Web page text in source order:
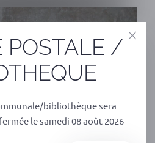
POSTALE /
bibliothèque sera
le samedi 08 août 2026